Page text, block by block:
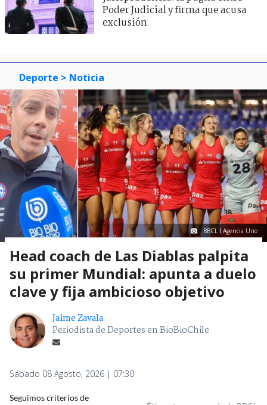
Poder Judicial y firma que acusa
exclusión
Deporte > Noticia
BBCL I Agencia Uno
Head coach de Las Diablas palpita
su primer Mundial: apunta a duelo
clave y fija ambicioso objetivo
Jaime Zavala
Periodista de Deportes en BioBioChile
Sábado 08 Agosto, 2026 | 07:30
Seguimos criterios de